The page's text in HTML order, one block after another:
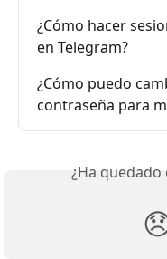
¿Cómo hacer
en Telegram?
¿Cómo puedo
contraseña para
¿Ha